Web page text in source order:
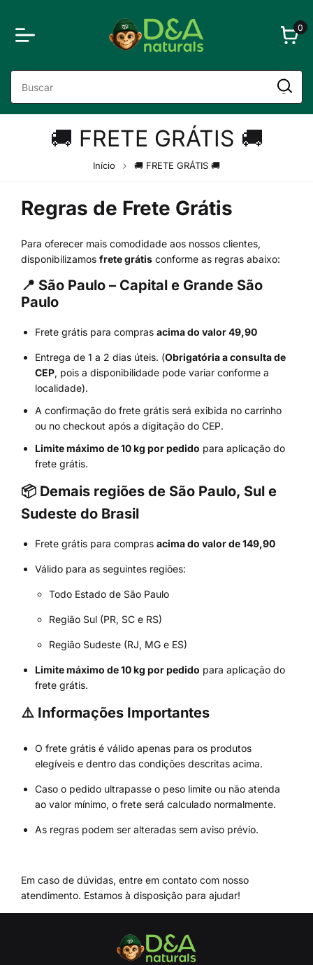
0
🚚 FRETE GRÁTIS 🚚
Início 🚚 FRETE GRÁTIS 🚚
Regras de Frete Grátis
Para oferecer mais comodidade aos nossos clientes,
disponibilizamos frete grátis conforme as regras abaixo:
📍 São Paulo – Capital e Grande São
Paulo
Frete grátis para compras acima do valor 49,90
Entrega de 1 a 2 dias úteis. (Obrigatória a consulta de
CEP, pois a disponibilidade pode variar conforme a
localidade).
A confirmação do frete grátis será exibida no carrinho
ou no checkout após a digitação do CEP.
Limite máximo de 10 kg por pedido para aplicação do
frete grátis.
📦 Demais regiões de São Paulo, Sul e
Sudeste do Brasil
Frete grátis para compras acima do valor de 149,90
Válido para as seguintes regiões:
Todo Estado de São Paulo
Região Sul (PR, SC e RS)
Região Sudeste (RJ, MG e ES)
Limite máximo de 10 kg por pedido para aplicação do
frete grátis.
⚠️ Informações Importantes
O frete grátis é válido apenas para os produtos
elegíveis e dentro das condições descritas acima.
Caso o pedido ultrapasse o peso limite ou não atenda
ao valor mínimo, o frete será calculado normalmente.
As regras podem ser alteradas sem aviso prévio.
Em caso de dúvidas, entre em contato com nosso
atendimento. Estamos à disposição para ajudar!